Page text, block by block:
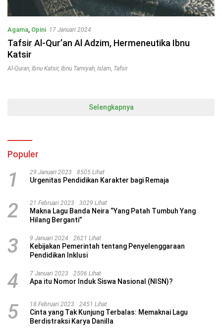
Agama, Opini 17 Januari 2024
Tafsir Al-Qur’an Al Adzim, Hermeneutika Ibnu
Katsir
Al-Quran, Ibnu Katsir, Ibnu Tamiyah, Islam, Tafsir
Selengkapnya
Populer
1 29 Januari 2023 8505 Lihat
Urgenitas Pendidikan Karakter bagi Remaja
2 21 Februari 2023 3029 Lihat
Makna Lagu Banda Neira “Yang Patah Tumbuh Yang
Hilang Berganti”
3 9 Januari 2024 2621 Lihat
Kebijakan Pemerintah tentang Penyelenggaraan
Pendidikan Inklusi
4 7 Januari 2023 2506 Lihat
Apa itu Nomor Induk Siswa Nasional (NISN)?
5 18 Februari 2023 2451 Lihat
Cinta yang Tak Kunjung Terbalas: Memaknai Lagu
Berdistraksi Karya Danilla